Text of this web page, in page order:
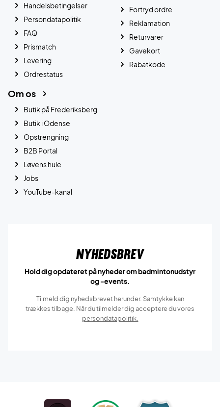
Handelsbetingelser
Persondatapolitik
FAQ
Prismatch
Levering
Ordrestatus
Fortryd ordre
Reklamation
Returvarer
Gavekort
Rabatkode
Om os
Butik på Frederiksberg
Butik i Odense
Opstrengning
B2B Portal
Løvens hule
Jobs
YouTube-kanal
Nyhedsbrev
Hold dig opdateret på nyheder om badmintonudstyr
og -events.
Tilmeld dig nyhedsbrevet herunder. Samtykke kan
trækkes tilbage. Når du tilmelder dig acceptere du vores
persondatapolitik.